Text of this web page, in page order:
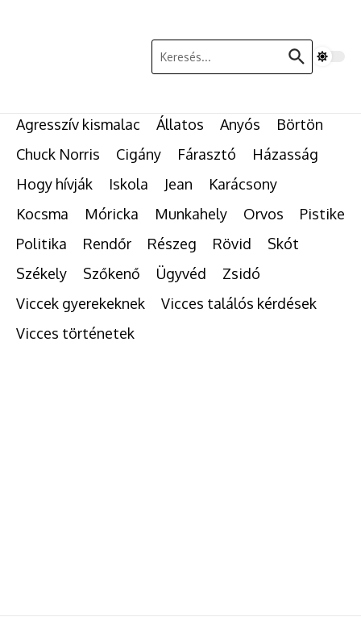
Keresés:
Agresszív kismalac Állatos Anyós
Börtön
Chuck Norris
Cigány Fárasztó
Házasság
Hogy hívják
Iskola Jean
Karácsony
Kocsma
Móricka Munkahely Orvos
Pistike
Politika
Rendőr Részeg Rövid
Skót
Székely
Szőkenő Ügyvéd
Zsidó
Viccek gyerekeknek
Vicces találós kérdések
Vicces történetek